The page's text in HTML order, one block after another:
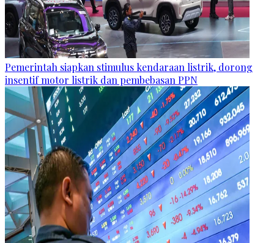
Pemerintah siapkan stimulus kendaraan listrik, dorong
insentif motor listrik dan pembebasan PPN